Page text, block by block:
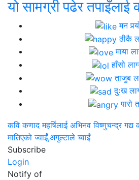
यो सामग्री पढेर तपाइँलाई
मन
ठीकै
माया
हाँसो
ताजुब
दुःख
पारो
कवि कणाद महर्षिलाई अभिनव विष्णुचन्द्र गद्य
मातिएको ज्वाईं,अगुल्टाले च्वाईं
Subscribe
Login
Notify of